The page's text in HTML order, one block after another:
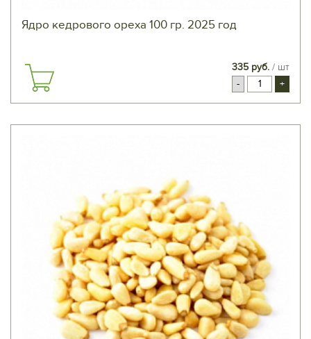
Ядро кедрового ореха 100 гр. 2025 год
335 руб. / шт
-
+